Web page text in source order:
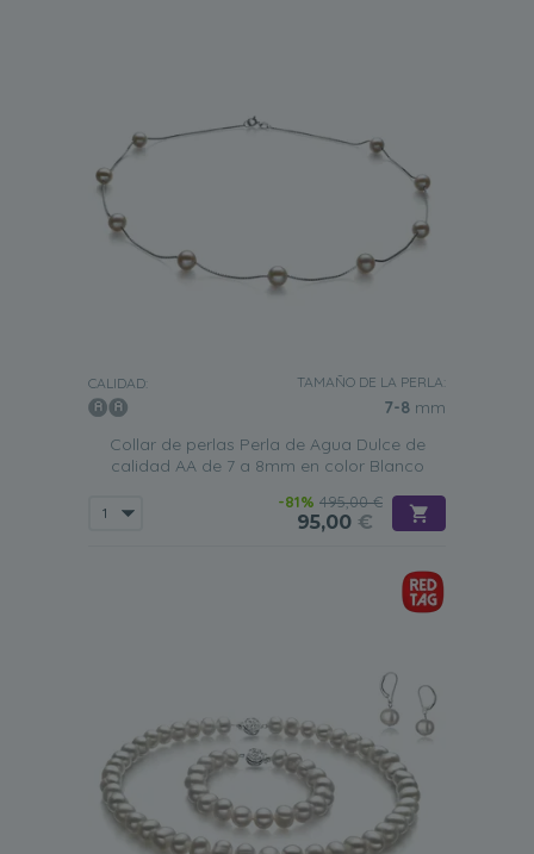
CALIDAD: TAMAÑO DE LA PERLA:
7-8 mm
Collar de perlas Perla de Agua Dulce de
calidad AA de 7 a 8mm en color Blanco
-81% 495,00 €
95,00 €